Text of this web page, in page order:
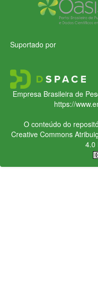
Suportado por
Empresa Brasileira de
https://
O conteúdo do
Creative Commons
4.0